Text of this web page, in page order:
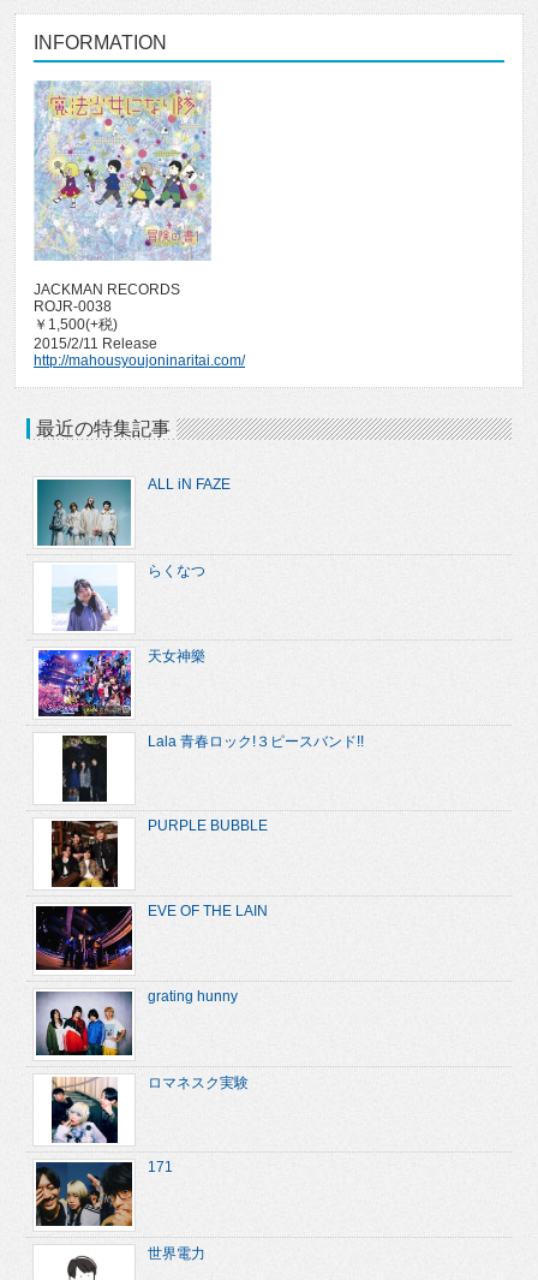
INFORMATION
JACKMAN RECORDS
ROJR-0038
￥1,500(+税)
2015/2/11 Release
http://mahousyoujoninaritai.com/
最近の特集記事
ALL iN FAZE
らくなつ
天女神樂
Lala 青春ロック!３ピースバンド!!
PURPLE BUBBLE
EVE OF THE LAIN
grating hunny
ロマネスク実験
171
世界電力